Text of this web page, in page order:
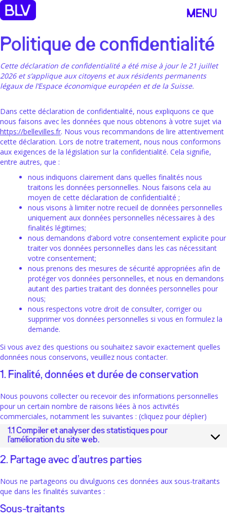
MENU
Politique de confidentialité
Cette déclaration de confidentialité a été mise à jour le 21 juillet
2026 et s’applique aux citoyens et aux résidents permanents
légaux de l’Espace économique européen et de la Suisse.
Dans cette déclaration de confidentialité, nous expliquons ce que
nous faisons avec les données que nous obtenons à votre sujet via
https://bellevilles.fr. Nous vous recommandons de lire attentivement
cette déclaration. Lors de notre traitement, nous nous conformons
aux exigences de la législation sur la confidentialité. Cela signifie,
entre autres, que :
nous indiquons clairement dans quelles finalités nous
traitons les données personnelles. Nous faisons cela au
moyen de cette déclaration de confidentialité ;
nous visons à limiter notre recueil de données personnelles
uniquement aux données personnelles nécessaires à des
finalités légitimes;
nous demandons d’abord votre consentement explicite pour
traiter vos données personnelles dans les cas nécessitant
votre consentement;
nous prenons des mesures de sécurité appropriées afin de
protéger vos données personnelles, et nous en demandons
autant des parties traitant des données personnelles pour
nous;
nous respectons votre droit de consulter, corriger ou
supprimer vos données personnelles si vous en formulez la
demande.
Si vous avez des questions ou souhaitez savoir exactement quelles
données nous conservons, veuillez nous contacter.
1. Finalité, données et durée de conservation
Nous pouvons collecter ou recevoir des informations personnelles
pour un certain nombre de raisons liées à nos activités
commerciales, notamment les suivantes : (cliquez pour déplier)
1.1 Compiler et analyser des statistiques pour
l’amélioration du site web.
2. Partage avec d’autres parties
Nous ne partageons ou divulguons ces données aux sous-traitants
que dans les finalités suivantes :
Sous-traitants